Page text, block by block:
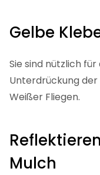
Gelbe
Sie sind nützlich
Unterdrückung
Weißer Fliegen.
Mulch